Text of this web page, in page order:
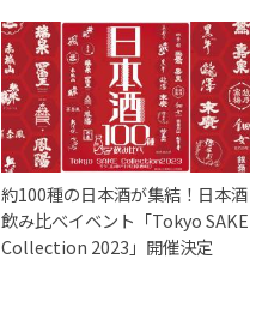
約100種の日本酒が集結！日本酒
飲み比べイベント「Tokyo SAKE
Collection 2023」開催決定